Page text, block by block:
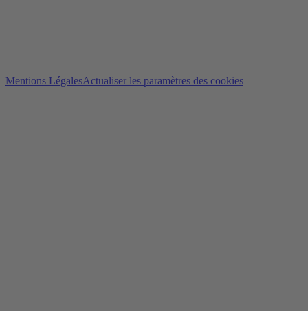
Mentions LégalesActualiser les paramètres des cookies